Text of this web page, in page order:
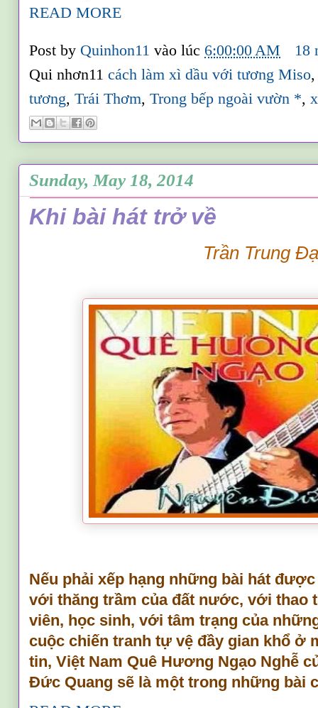
READ MORE
Post by Quinhon11vào lúc 6:00:00 AM
18
Qui nhơn11cách làm xì dầu với tương Miso
tương,Trái Thơm,Trong bếp ngoài vườn *,
Sunday, May 18, 2014
Khi bài hát trở về
Trần Trung
Nếu phải xếp hạng những bài hát
với thăng trầm của đất nước, với thao
viên, học sinh, với tâm trạng của
cuộc chiến tranh tự vệ đầy gian khổ ở
tin, Việt Nam Quê Hương Ngạo Nghễ
Đức Quang sẽ là một trong những bài